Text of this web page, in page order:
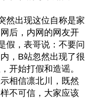
然出现这位自称是家
后，内网的网友开
假，表哥说：不要问
，B站忽然出现了很
开始打假和造谣。
相信凛北川，既然
不可信，大家应该